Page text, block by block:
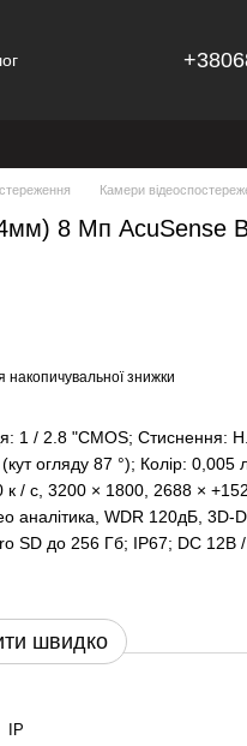
Камери
8 Мп AcuSense
накопичувальної знижки
1 / 2.8 "CMOS; Стиснення:
огляду 87 °); Колір:
к / с, 3200 × 1800, 2688 ×
аналітика, WDR 120дБ,
SD до 256 Гб; IP67; DC
швидко
IP